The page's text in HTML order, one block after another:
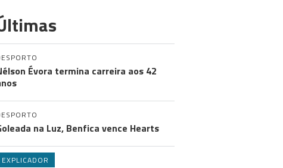
Évora termina carreira aos 42
na Luz, Benfica vence Hearts
EXPLICADOR